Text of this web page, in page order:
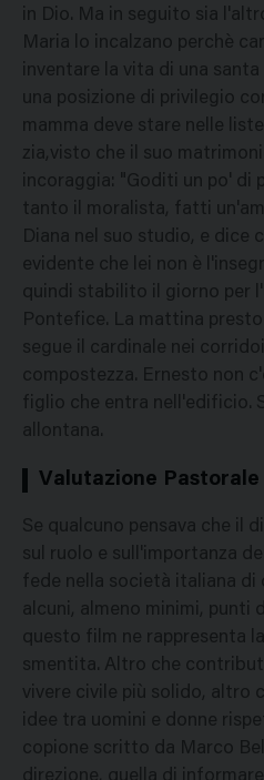
in Dio. Ma in seguito sia
Maria lo incalzano perchè
inventare la vita di una
una posizione di privilegio
mamma deve stare nelle
zia,visto che il suo
incoraggia: "Goditi un po' di
tanto il moralista, fatti
Diana nel suo studio, e dice
evidente che lei non è
quindi stabilito il giorno per
Pontefice. La mattina
segue il cardinale nei
compostezza. Ernesto non
figlio che entra nell'edificio.
allontana.
Valutazione Pastorale
Se qualcuno pensava che il
sul ruolo e sull'importanza
fede nella società italiana di
alcuni, almeno minimi, punti
questo film ne rappresenta
smentita. Altro che
vivere civile più solido, altro
idee tra uomini e donne
copione scritto da Marco